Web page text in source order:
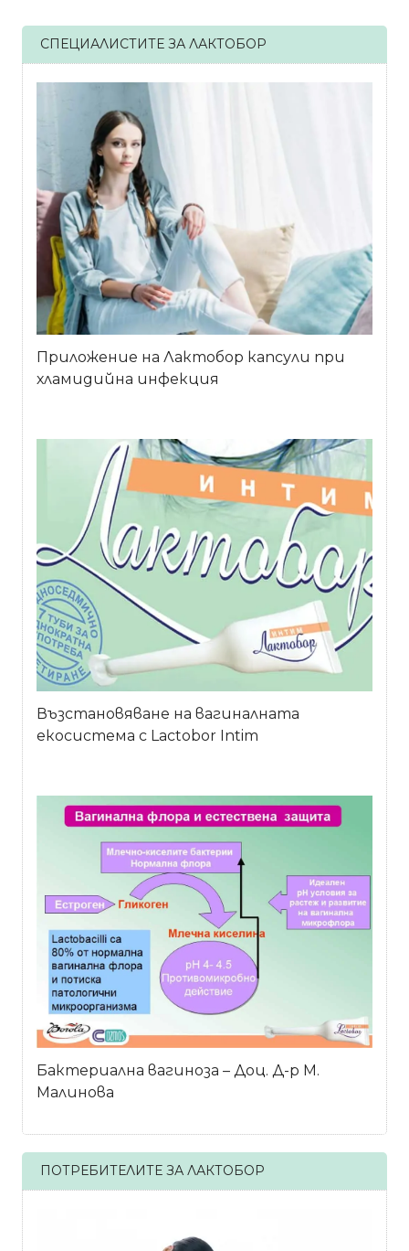
СПЕЦИАЛИСТИТЕ ЗА ЛАКТОБОР
Приложение на Лактобор капсули при
хламидийна инфекция
Възстановяване на вагиналната
екосистема с Lactobor Intim
Бактериална вагиноза – Доц. Д-р М.
Малинова
ПОТРЕБИТЕЛИТЕ ЗА ЛАКТОБОР